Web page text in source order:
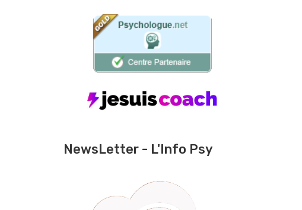
NewsLetter - L'Info Psy